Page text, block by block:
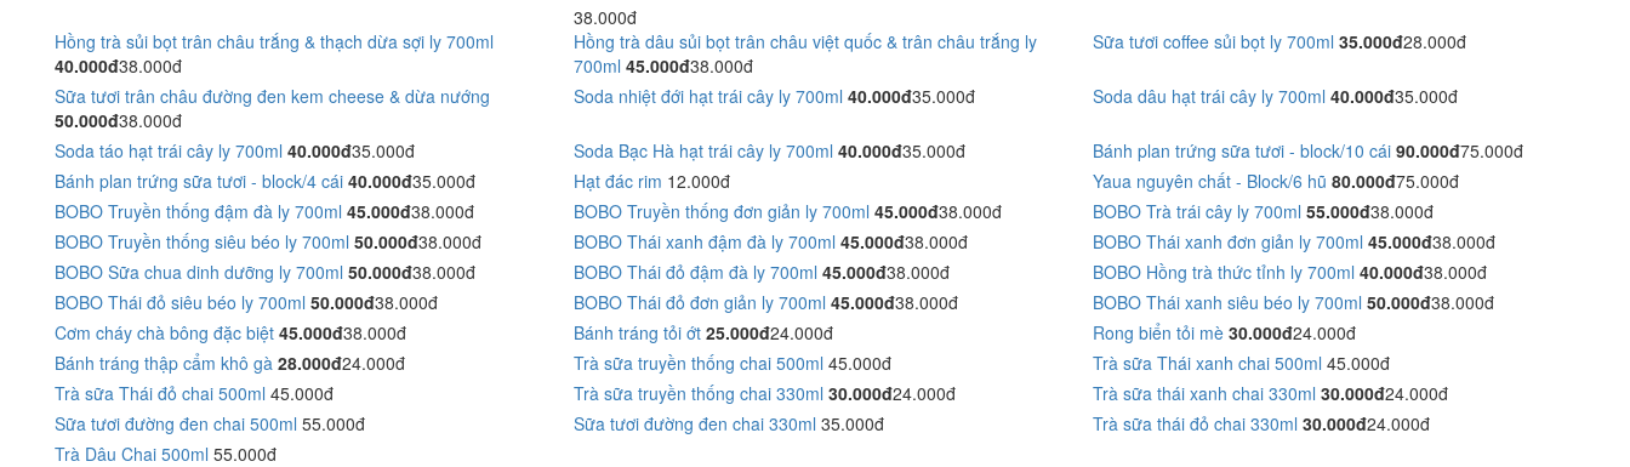
38.000đ
Hồng trà sủi bọt trân châu trắng & thạch dừa sợi ly 700ml
40.000đ38.000đ
Hồng trà dâu sủi bọt trân châu việt quốc & trân châu trắng ly
700ml 45.000đ38.000đ
Sữa tươi coffee sủi bọt ly 700ml 35.000đ28.000đ
Sữa tươi trân châu đường đen kem cheese & dừa nướng
50.000đ38.000đ
Soda nhiệt đới hạt trái cây ly 700ml 40.000đ35.000đ Soda dâu hạt trái cây ly 700ml 40.000đ35.000đ
Soda táo hạt trái cây ly 700ml 40.000đ35.000đ Soda Bạc Hà hạt trái cây ly 700ml 40.000đ35.000đ Bánh plan trứng sữa tươi - block/10 cái 90.000đ75.000đ
Bánh plan trứng sữa tươi - block/4 cái 40.000đ35.000đ Hạt đác rim 12.000đ Yaua nguyên chất - Block/6 hũ 80.000đ75.000đ
BOBO Truyền thống đậm đà ly 700ml 45.000đ38.000đ BOBO Truyền thống đơn giản ly 700ml 45.000đ38.000đ BOBO Trà trái cây ly 700ml 55.000đ38.000đ
BOBO Truyền thống siêu béo ly 700ml 50.000đ38.000đ BOBO Thái xanh đậm đà ly 700ml 45.000đ38.000đ BOBO Thái xanh đơn giản ly 700ml 45.000đ38.000đ
BOBO Sữa chua dinh dưỡng ly 700ml 50.000đ38.000đ BOBO Thái đỏ đậm đà ly 700ml 45.000đ38.000đ BOBO Hồng trà thức tỉnh ly 700ml 40.000đ38.000đ
BOBO Thái đỏ siêu béo ly 700ml 50.000đ38.000đ BOBO Thái đỏ đơn giản ly 700ml 45.000đ38.000đ BOBO Thái xanh siêu béo ly 700ml 50.000đ38.000đ
Cơm cháy chà bông đặc biệt 45.000đ38.000đ Bánh tráng tỏi ớt 25.000đ24.000đ Rong biển tỏi mè 30.000đ24.000đ
Bánh tráng thập cẩm khô gà 28.000đ24.000đ Trà sữa truyền thống chai 500ml 45.000đ Trà sữa Thái xanh chai 500ml 45.000đ
Trà sữa Thái đỏ chai 500ml 45.000đ Trà sữa truyền thống chai 330ml 30.000đ24.000đ Trà sữa thái xanh chai 330ml 30.000đ24.000đ
Sữa tươi đường đen chai 500ml 55.000đ Sữa tươi đường đen chai 330ml 35.000đ Trà sữa thái đỏ chai 330ml 30.000đ24.000đ
Trà Dâu Chai 500ml 55.000đ